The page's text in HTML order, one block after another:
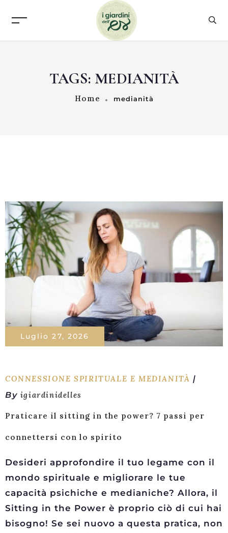
TAGS: MEDIANITÀ
Home medianità
Luglio 27, 2026
CONNESSIONE SPIRITUALE E MEDIANITÀ
By igiardinidelles
Praticare il sitting in the power? 7 passi per
connettersi con lo spirito
Desideri approfondire il tuo legame con il
mondo spirituale e migliorare le tue
capacità psichiche e medianiche? Allora, il
Sitting in the Power è proprio ciò di cui hai
bisogno! Se sei nuovo a questa pratica, non